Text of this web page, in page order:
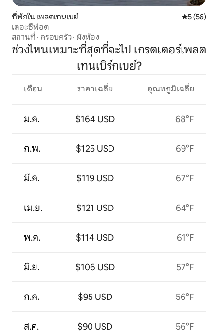
ที่พักใน เพลตเทนเบย์ คะแนนเฉลี่
5 (56)
เดอะซีพ็อด
สถานที่ · ครอบครัว · ผังห้อง
ช่วงไหนเหมาะที่สุดที่จะไป เกรตเตอร์เพลต
เทนเบิร์กเบย์?
เดือน
ม.ค.
ก.พ.
มี.ค.
เม.ย.
พ.ค.
มิ.ย.
ก.ค.
ส.ค.
ราคาเฉลี่ย
$164 USD
$125 USD
$119 USD
$121 USD
$114 USD
$106 USD
$95 USD
$90 USD
อุณหภูมิเฉลี่ย
68°F
69°F
67°F
64°F
61°F
57°F
56°F
56°F